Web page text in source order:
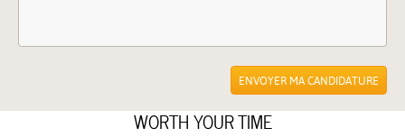
ENVOYER MA CANDIDATURE
WORTH YOUR TIME